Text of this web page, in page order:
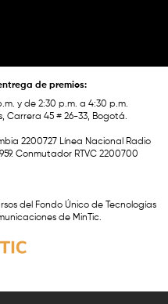
de premios:
y de 2:30 p.m. a 4:30 p.m.
Carrera 45 # 26-33, Bogotá.
2200727 Línea Nacional Radio
Conmutador RTVC 2200700
del Fondo Único de Tecnologías
de MinTic.